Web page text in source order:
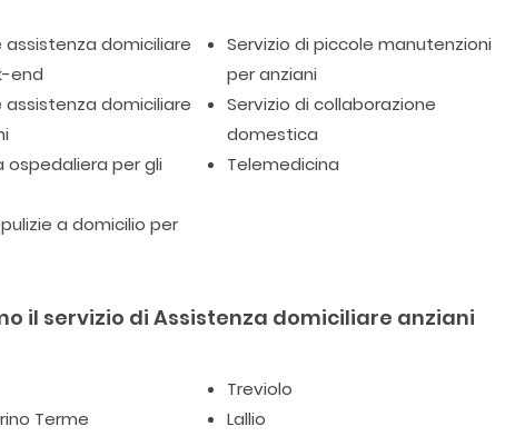
domiciliare
end
domiciliare
ospedaliera per gli
a domicilio per
Servizio di piccole manutenzioni
per anziani
Servizio di collaborazione
domestica
Telemedicina
il servizio di Assistenza domiciliare anziani
Terme
Treviolo
Lallio